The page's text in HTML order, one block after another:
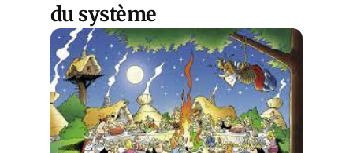
du système